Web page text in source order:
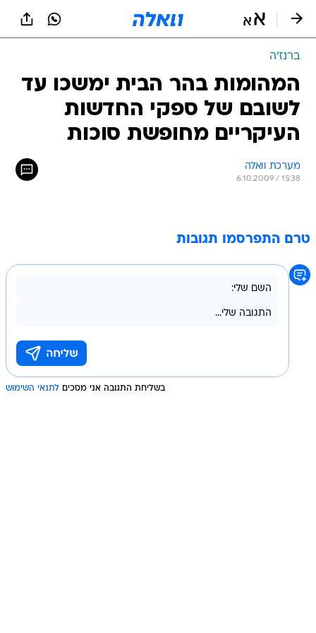
ברנז'ה
המהומות בהר הבית ימשכו עד
לשובם של ספקי החדשות
העיקריים מחופשת סוכות
מערכת וואלה
6.10.2009 / 15:38
טרם התפרסמו תגובות
בשליחת התגובה אני מסכים לתנאי השימוש